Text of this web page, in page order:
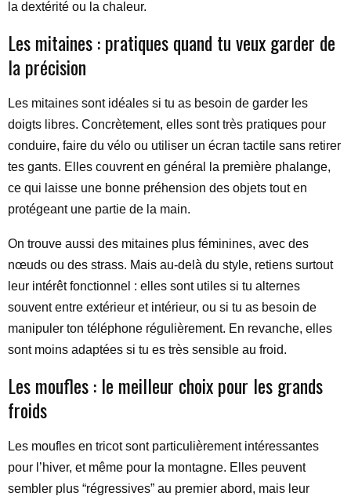
la dextérité ou la chaleur.
Les mitaines : pratiques quand tu veux garder de
la précision
Les mitaines sont idéales si tu as besoin de garder les
doigts libres. Concrètement, elles sont très pratiques pour
conduire, faire du vélo ou utiliser un écran tactile sans retirer
tes gants. Elles couvrent en général la première phalange,
ce qui laisse une bonne préhension des objets tout en
protégeant une partie de la main.
On trouve aussi des mitaines plus féminines, avec des
nœuds ou des strass. Mais au-delà du style, retiens surtout
leur intérêt fonctionnel : elles sont utiles si tu alternes
souvent entre extérieur et intérieur, ou si tu as besoin de
manipuler ton téléphone régulièrement. En revanche, elles
sont moins adaptées si tu es très sensible au froid.
Les moufles : le meilleur choix pour les grands
froids
Les moufles en tricot sont particulièrement intéressantes
pour l’hiver, et même pour la montagne. Elles peuvent
sembler plus “régressives” au premier abord, mais leur